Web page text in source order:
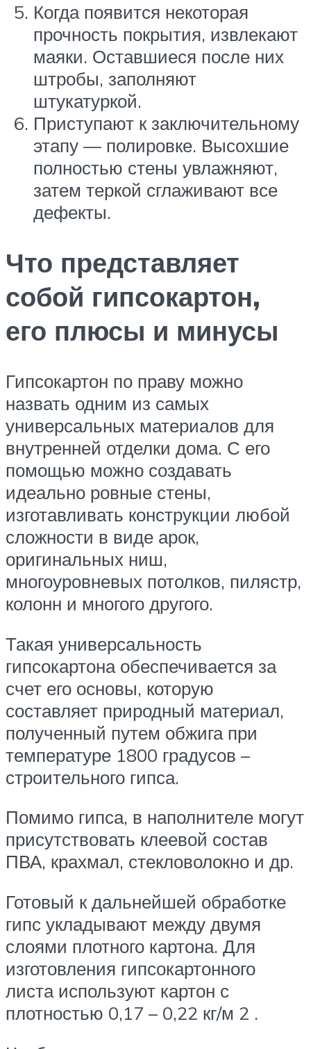
Когда появится некоторая
прочность покрытия, извлекают
маяки. Оставшиеся после них
штробы, заполняют
штукатуркой.
Приступают к заключительному
этапу — полировке. Высохшие
полностью стены увлажняют,
затем теркой сглаживают все
дефекты.
Что представляет
собой гипсокартон,
его плюсы и минусы
Гипсокартон по праву можно
назвать одним из самых
универсальных материалов для
внутренней отделки дома. С его
помощью можно создавать
идеально ровные стены,
изготавливать конструкции любой
сложности в виде арок,
оригинальных ниш,
многоуровневых потолков, пилястр,
колонн и многого другого.
Такая универсальность
гипсокартона обеспечивается за
счет его основы, которую
составляет природный материал,
полученный путем обжига при
температуре 1800 градусов –
строительного гипса.
Помимо гипса, в наполнителе могут
присутствовать клеевой состав
ПВА, крахмал, стекловолокно и др.
Готовый к дальнейшей обработке
гипс укладывают между двумя
слоями плотного картона. Для
изготовления гипсокартонного
листа используют картон с
плотностью 0,17 – 0,22 кг/м 2 .